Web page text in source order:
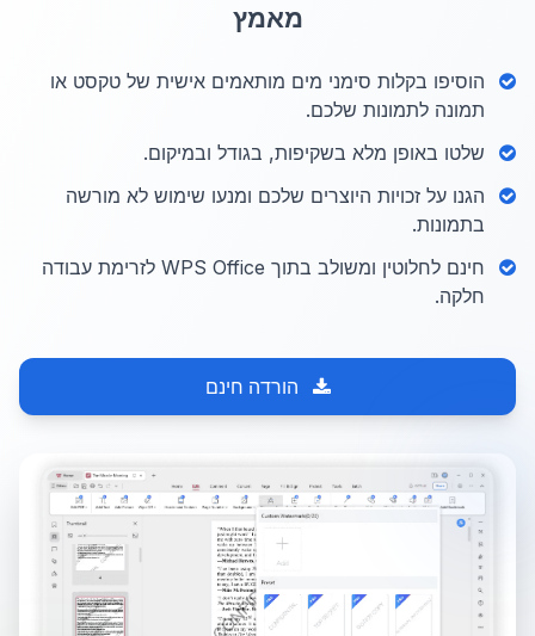
מאמץ
הוסיפו בקלות סימני מים מותאמים אישית של טקסט או
תמונה לתמונות שלכם.
שלטו באופן מלא בשקיפות, בגודל ובמיקום.
הגנו על זכויות היוצרים שלכם ומנעו שימוש לא מורשה
בתמונות.
חינם לחלוטין ומשולב בתוך WPS Office לזרימת עבודה
חלקה.
הורדה חינם